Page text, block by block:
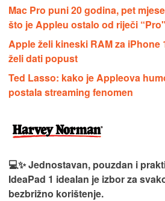
Mac Pro puni 20 godina, pet
što je Appleu ostalo od riječi “Pro"
Apple želi kineski RAM za iPhone
želi dati popust
Ted Lasso: kako je Appleova
postala streaming fenomen
💻✨ Jednostavan, pouzdan i
IdeaPad 1 idealan je izbor za
bezbrižno korištenje.